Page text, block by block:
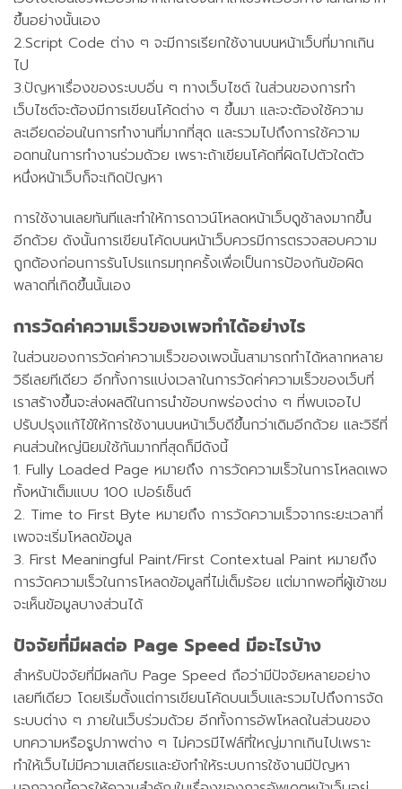
ขึ้นอย่างนั้นเอง
2.Script Code ต่าง ๆ จะมีการเรียกใช้งานบนหน้าเว็บที่มากเกิน
ไป
3.ปัญหาเรื่องของระบบอิ่น ๆ ทางเว็บไซต์ ในส่วนของการทำ
เว็บไซต์จะต้องมีการเขียนโค้ดต่าง ๆ ขึ้นมา และจะต้องใช้ความ
ละเอียดอ่อนในการทำงานที่มากที่สุด และรวมไปถึงการใช้ความ
อดทนในการทำงานร่วมด้วย เพราะถ้าเขียนโค้ดที่ผิดไปตัวใดตัว
หนึ่งหน้าเว็บก็จะเกิดปัญหา
การใช้งานเลยทันทีและทำให้การดาวน์โหลดหน้าเว็บดูช้าลงมากขึ้น
อีกด้วย ดังนั้นการเขียนโค้ดบนหน้าเว็บควรมีการตรวจสอบความ
ถูกต้องก่อนการรันโปรแกรมทุกครั้งเพื่อเป็นการป้องกันข้อผิด
พลาดที่เกิดขึ้นนั้นเอง
การวัดค่าความเร็วของเพจทำได้อย่างไร
ในส่วนของการวัดค่าความเร็วของเพจนั้นสามารถทำได้หลากหลาย
วิธีเลยทีเดียว อีกทั้งการแบ่งเวลาในการวัดค่าความเร็วของเว็บที่
เราสร้างขึ้นจะส่งผลดีในการนำข้อบกพร่องต่าง ๆ ที่พบเจอไป
ปรับปรุงแก้ไข้ให้การใช้งานบนหน้าเว็บดีขึ้นกว่าเดิมอีกด้วย และวิธีที่
คนส่วนใหญ่นิยมใช้กันมากที่สุดก็มีดังนี้
1. Fully Loaded Page หมายถึง การวัดความเร็วในการโหลดเพจ
ทั้งหน้าเต็มแบบ 100 เปอร์เซ็นต์
2. Time to First Byte หมายถึง การวัดความเร็วจากระยะเวลาที่
เพจจะเริ่มโหลดข้อมูล
3. First Meaningful Paint/First Contextual Paint หมายถึง
การวัดความเร็วในการโหลดข้อมูลที่ไม่เต็มร้อย แต่มากพอที่ผู้เข้าชม
จะเห็นข้อมูลบางส่วนได้
ปัจจัยที่มีผลต่อ Page Speed มีอะไรบ้าง
สำหรับปัจจัยที่มีผลกับ Page Speed ถือว่ามีปัจจัยหลายอย่าง
เลยทีเดียว โดยเริ่มตั้งแต่การเขียนโค้ดบนเว็บและรวมไปถึงการจัด
ระบบต่าง ๆ ภายในเว็บร่วมด้วย อีกทั้งการอัพโหลดในส่วนของ
บทความหรือรูปภาพต่าง ๆ ไม่ควรมีไฟล์ที่ใหญ่มากเกินไปเพราะ
ทำให้เว็บไม่มีความเสถียรและยังทำให้ระบบการใช้งานมีปัญหา